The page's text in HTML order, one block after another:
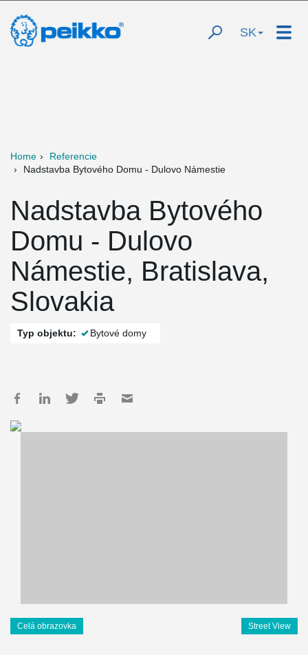
SK
Home
Referencie
Nadstavba Bytového Domu - Dulovo Námestie
Nadstavba Bytového
Domu - Dulovo
Námestie, Bratislava,
Slovakia
Typ objektu: Bytové domy
Celá obrazovka Street View